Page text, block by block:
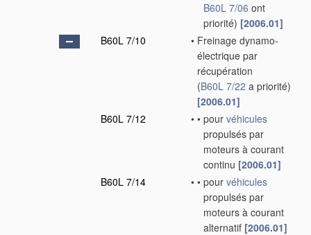
B60L 7/06 ont
priorité) [2006.01]
B60L 7/10
• Freinage dynamo-
électrique par
récupération
(B60L 7/22 a priorité)
[2006.01]
B60L 7/12
• • pour véhicules
propulsés par
moteurs à courant
continu [2006.01]
B60L 7/14
• • pour véhicules
propulsés par
moteurs à courant
alternatif [2006.01]